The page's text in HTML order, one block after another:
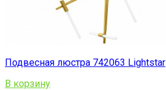
Подвесная люстра 742063 Lightstar
В корзину